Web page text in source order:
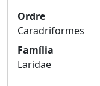
Ordre
Caradriformes
Família
Laridae